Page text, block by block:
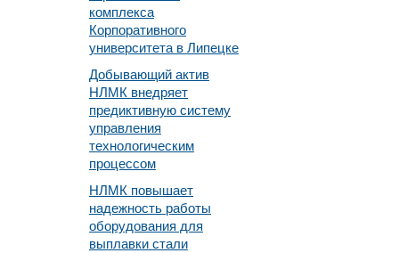
комплекса
Корпоративного
университета в Липецке
Добывающий актив
НЛМК внедряет
предиктивную систему
управления
технологическим
процессом
НЛМК повышает
надежность работы
оборудования для
выплавки стали